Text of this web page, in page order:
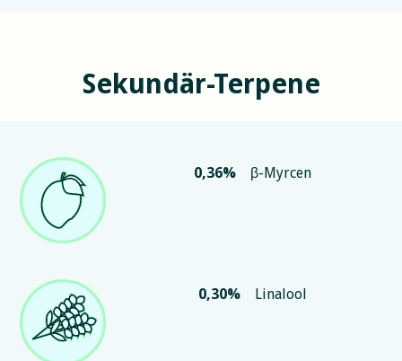
Sekundär-Terpene
0,36% β-Myrcen
0,30% Linalool